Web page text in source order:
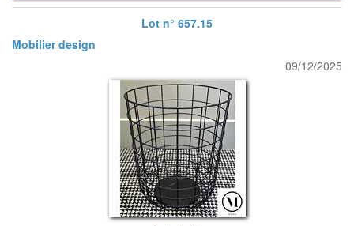
Lot n° 657.15
Mobilier design
09/12/2025